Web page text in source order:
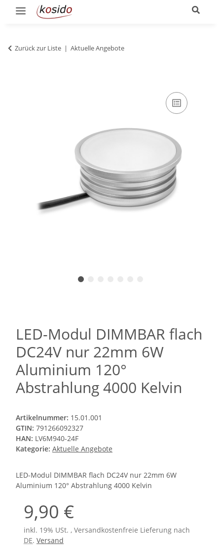
Zurück zur Liste Aktuelle Angebote
LED-Modul DIMMBAR flach
DC24V nur 22mm 6W
Aluminium 120°
Abstrahlung 4000 Kelvin
Artikelnummer: 15.01.001
GTIN: 791266092327
HAN: LV6M940-24F
Kategorie: Aktuelle Angebote
LED-Modul DIMMBAR flach DC24V nur 22mm 6W
Aluminium 120° Abstrahlung 4000 Kelvin
9,90 €
inkl. 19% USt. , Versandkostenfreie Lieferung nach
DE. Versand